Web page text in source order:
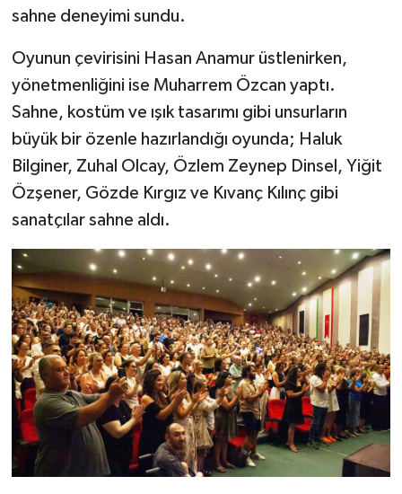
sahne deneyimi sundu.
Oyunun çevirisini Hasan Anamur üstlenirken,
yönetmenliğini ise Muharrem Özcan yaptı.
Sahne, kostüm ve ışık tasarımı gibi unsurların
büyük bir özenle hazırlandığı oyunda; Haluk
Bilginer, Zuhal Olcay, Özlem Zeynep Dinsel, Yiğit
Özşener, Gözde Kırgız ve Kıvanç Kılınç gibi
sanatçılar sahne aldı.